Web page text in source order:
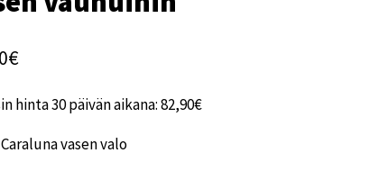
€
hinta 30 päivän aikana:82,90€
vasen valo